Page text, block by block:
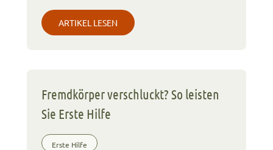
ARTIKEL LESEN
Fremdkörper verschluckt? So leisten
Sie Erste Hilfe
Erste Hilfe